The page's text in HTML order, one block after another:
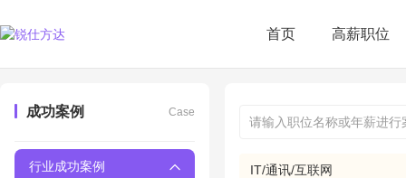
首页 高薪职位
成功案例 Case
行业成功案例 IT/通讯/互联网